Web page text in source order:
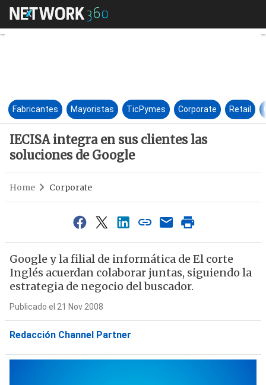
IECISA integra en sus
Fabricantes Mayoristas TicPymes Corporate Retail
IECISA integra en sus clientes las
soluciones de Google
Home Corporate
Google y la filial de informática de El corte
Inglés acuerdan colaborar juntas, siguiendo la
estrategia de negocio del buscador.
Publicado el 21 Nov 2008
Redacción Channel Partner